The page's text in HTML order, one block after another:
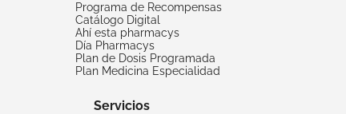
Programa de Recompensas
Catálogo Digital
Ahí esta pharmacys
Día Pharmacys
Plan de Dosis Programada
Plan Medicina Especialidad
Servicios